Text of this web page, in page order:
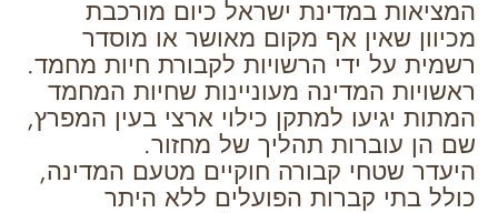
המציאות במדינת ישראל כיום מורכבת
מכיוון שאין אף מקום מאושר או מוסדר
רשמית על ידי הרשויות לקבורת חיות מחמד.
ראשויות המדינה מעוניינות שחיות המחמד
המתות יגיעו למתקן כילוי ארצי בעין המפרץ,
שם הן עוברות תהליך של מחזור.
היעדר שטחי קבורה חוקיים מטעם המדינה,
כולל בתי קברות הפועלים ללא היתר